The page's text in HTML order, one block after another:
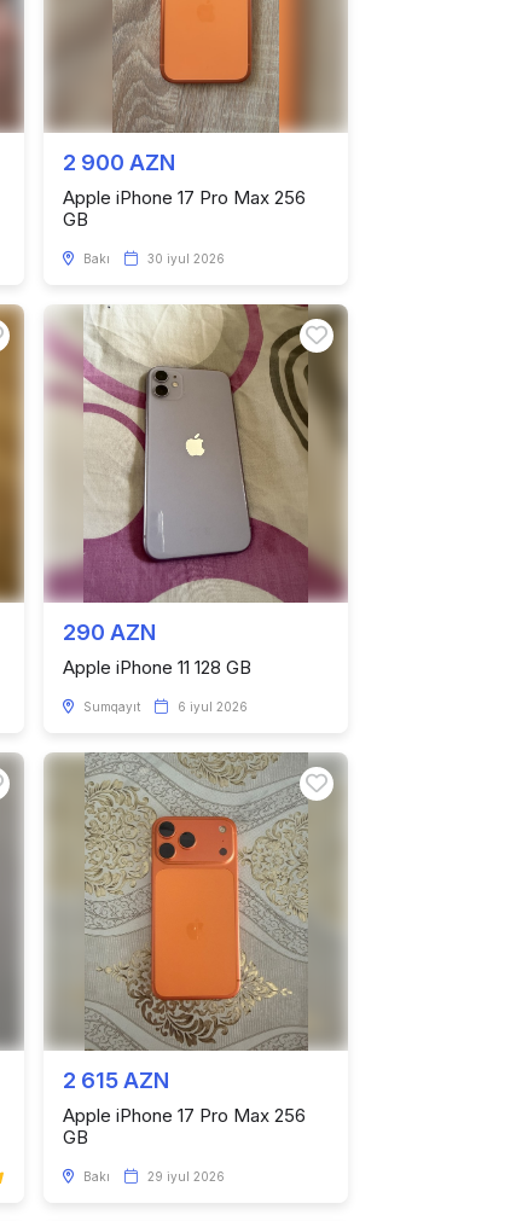
2 900 AZN
Apple iPhone 17 Pro Max 256
GB
Bakı 30 iyul 2026
290 AZN
Apple iPhone 11 128 GB
Sumqayıt 6 iyul 2026
2 615 AZN
Apple iPhone 17 Pro Max 256
GB
Bakı 29 iyul 2026